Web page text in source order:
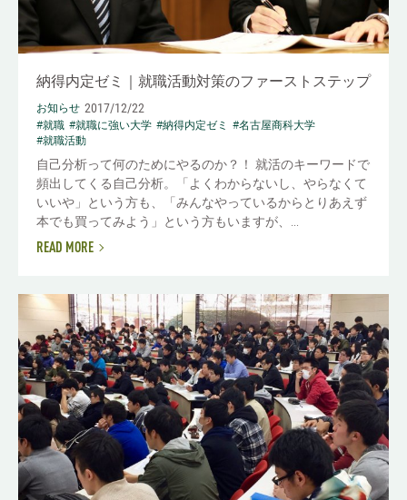
納得内定ゼミ｜就職活動対策のファーストステップ
お知らせ 2017/12/22
#就職 #就職に強い大学 #納得内定ゼミ
#名古屋商科大学
#就職活動
自己分析って何のためにやるのか？！ 就活のキーワードで
頻出してくる自己分析。「よくわからないし、やらなくて
いいや」という方も、「みんなやっているからとりあえず
本でも買ってみよう」という方もいますが、...
READ MORE